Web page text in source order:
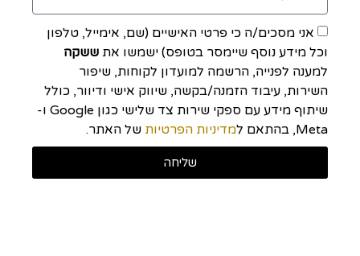
אני מסכים/ה כי פרטי האישיים (שם, אימייל, טלפון
וכל מידע נוסף שיימסר בטופס) ישמשו את ששקה
למענה לפנייה, הרשמה למועדון לקוחות, שיפור
השירות, עיבוד הזמנה/בקשה, שיווק אישי ודיוור, כולל
שיתוף מידע עם ספקי שירות צד שלישי כגון Google ו-
Meta, בהתאם ל
מדיניות הפרטיות של האתר.
שליחה